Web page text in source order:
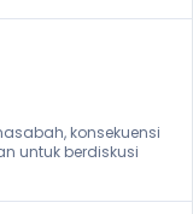
konsekuensi
untuk berdiskusi